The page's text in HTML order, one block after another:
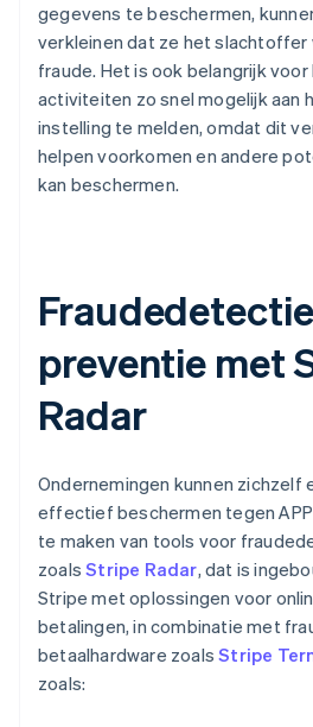
gegevens te beschermen,
verkleinen dat ze het slachtoffer
fraude. Het is ook belangrijk
activiteiten zo snel mogelijk aan
instelling te melden, omdat dit
helpen voorkomen en andere
kan beschermen.
preventie met
Radar
Ondernemingen kunnen zichzelf
effectief beschermen tegen
te maken van tools voor
zoalsStripe Radar, dat is
Stripe met oplossingen voor
betalingen, in combinatie met
betaalhardware zoalsStripe
zoals: